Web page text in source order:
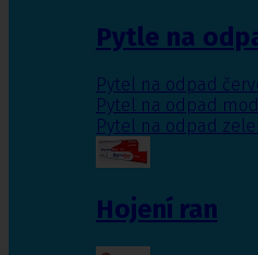
Pytle na
Pytel na odpad
Pytel na odpad
Pytel na odpad
Hojení ran